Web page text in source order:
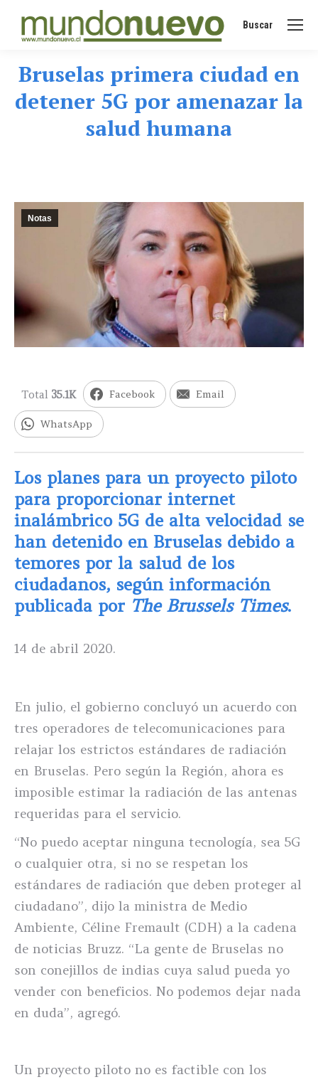
Buscar:
Buscar
Bruselas primera ciudad en
detener 5G por amenazar la
salud humana
Notas
Total 35.1K Facebook Email
WhatsApp
Los planes para un proyecto piloto
para proporcionar internet
inalámbrico 5G de alta velocidad se
han detenido en Bruselas debido a
temores por la salud de los
ciudadanos, según información
publicada por The Brussels Times.
14 de abril 2020.
En julio, el gobierno concluyó un acuerdo con
tres operadores de telecomunicaciones para
relajar los estrictos estándares de radiación
en Bruselas. Pero según la Región, ahora es
imposible estimar la radiación de las antenas
requeridas para el servicio.
“No puedo aceptar ninguna tecnología, sea 5G
o cualquier otra, si no se respetan los
estándares de radiación que deben proteger al
ciudadano”, dijo la ministra de Medio
Ambiente, Céline Fremault (CDH) a la cadena
de noticias Bruzz. “La gente de Bruselas no
son conejillos de indias cuya salud pueda yo
vender con beneficios. No podemos dejar nada
en duda”, agregó.
Un proyecto piloto no es factible con los